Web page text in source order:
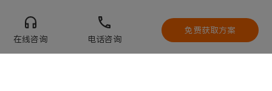
在线咨询 电话咨询
免费获取方案